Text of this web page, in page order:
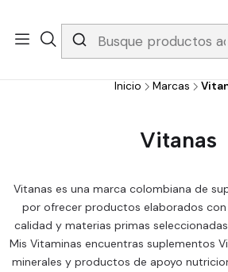
Whatsapp 3229079958/ Fijo 6019251796 /
gratis apartir de 199.000!
Inicio Marcas
Vitanas
Vitanas es una marca colombiana de
por ofrecer productos elaborados
calidad y materias primas
Mis Vitaminas encuentras suplementos
minerales y productos de apoyo